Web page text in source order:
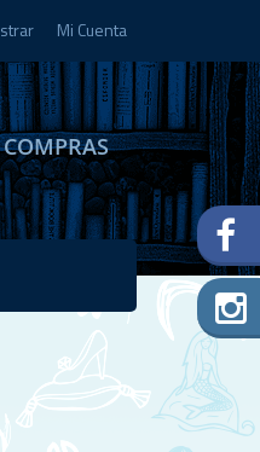
Mi Cuenta